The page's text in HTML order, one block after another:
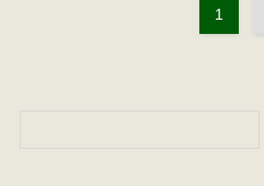
1